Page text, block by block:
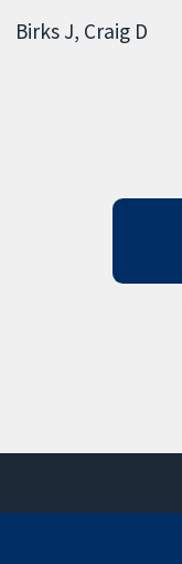
Birks J Craig D